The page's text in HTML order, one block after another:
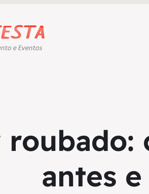
roubado:
antes